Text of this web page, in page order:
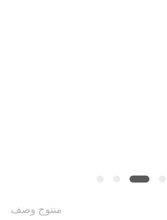
منتوج وصف